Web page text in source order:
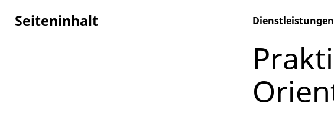
Seiteninhalt
Dienstleistungen